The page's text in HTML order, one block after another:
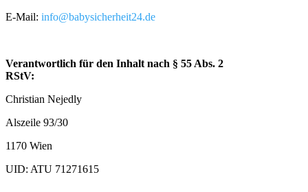
E-Mail: info@babysicherheit24.de
Verantwortlich für den Inhalt nach § 55 Abs. 2
RStV:
Christian Nejedly
Alszeile 93/30
1170 Wien
UID: ATU 71271615